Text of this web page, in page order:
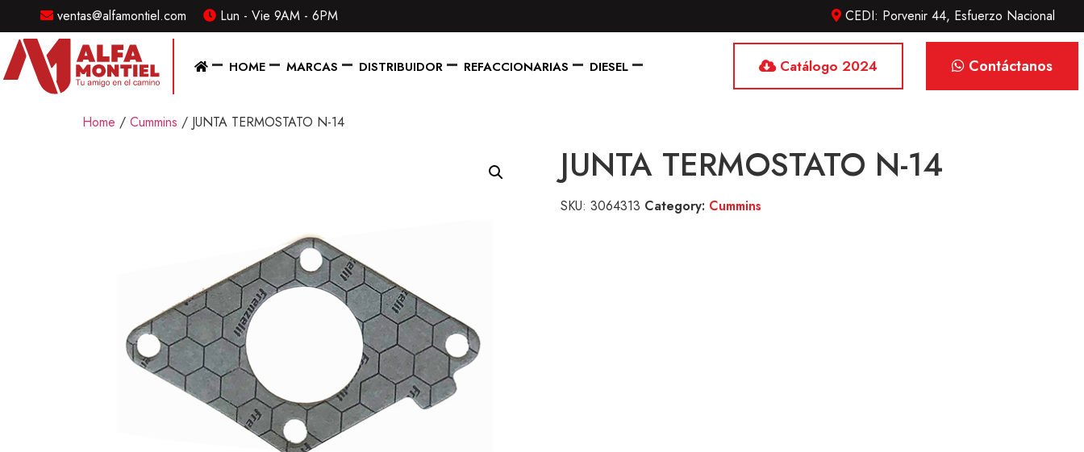
ventas@alfamontiel.com Lun - Vie 9AM - 6PM CEDI: Porvenir 44, Esfuerzo Nacional
HOME MARCAS DISTRIBUIDOR REFACCIONARIAS DIESEL Catálogo 2024 Contáctanos
MENU
ventas@alfamontiel.com
Home / Cummins / JUNTA TERMOSTATO N-14
JUNTA TERMOSTATO N-14
SKU: 3064313 Category: Cummins